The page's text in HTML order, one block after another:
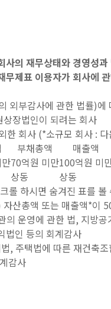
사의 재무상태와 경영성
무제표 이용자가 회사에
외부감사에 관한 법률)에
장법인이 되려는 회사
한 회사 (*소규모 회사 :
부채총액 매출액
70억원 미만100억원 미
상동 상동
롤 하시면 숨겨진 표를 볼
산총액 또는 매출액*이
의 운영에 관한 법, 지방
법인 등의 회계감사
, 주택법에 따른 재건축
감사